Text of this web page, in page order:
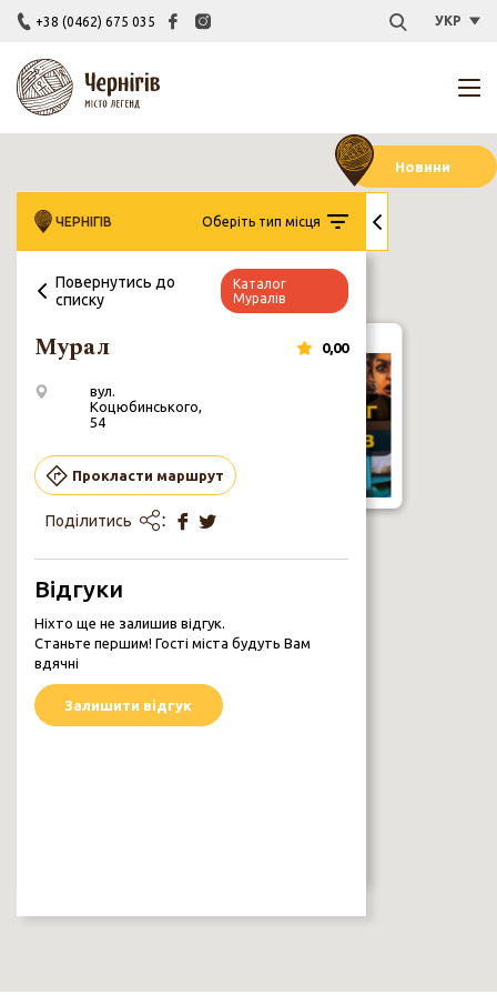
+38 (0462) 675 035 УКР
Новини
Мурал
ЧЕРНІГІВ Оберіть тип місця
Повернутись до
списку
Каталог
Муралів
Мурал 0,00
вул.
Коцюбинського,
54
Прокласти маршрут
Поділитись
Відгуки
Ніхто ще не залишив відгук.
Станьте першим! Гості міста будуть Вам
вдячні
Залишити відгук
Каталог
Відкривай
ТІЦи України
МУРАЛ
Каталог Муралів